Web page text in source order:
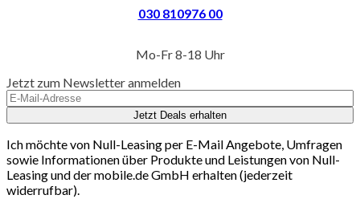
030 810976 00
Mo-Fr 8-18 Uhr
Jetzt zum Newsletter anmelden
Jetzt Deals erhalten
Ich möchte von Null-Leasing per E-Mail Angebote, Umfragen
sowie Informationen über Produkte und Leistungen von Null-
Leasing und der mobile.de GmbH erhalten (jederzeit
widerrufbar).